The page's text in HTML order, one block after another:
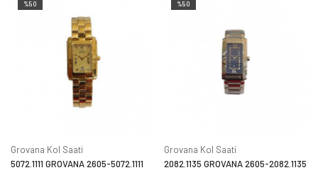
%50
Grovana Kol Saati
5072.1111 GROVANA 2605-5072.1111
%50
Grovana Kol Saati
2082.1135 GROVANA 2605-2082.1135